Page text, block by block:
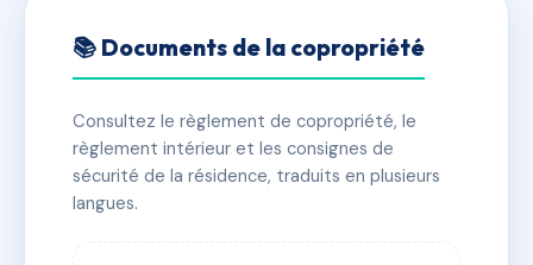
Résidence 18 rue Emile
Guichenné
📍 18 r emile guichenne 64000 Pau
✓ Immatriculée 🏠 30 lots 🏗 3 bâtiment(s)
📞 Contacter Syndic Digital 💬 WhatsApp
📚 Documents de la copropriété
Consultez le règlement de copropriété, le
règlement intérieur et les consignes de
sécurité de la résidence, traduits en plusieurs
langues.